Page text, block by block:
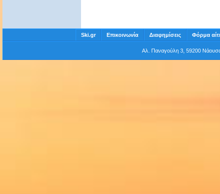
Ski.gr Επικοινωνία Διαφημίσεις Φόρμα
Αλ. Παναγούλη 3, 59200